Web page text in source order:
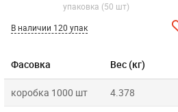
Фасовка Вес (кг)
коробка 1000 шт 4.378
упаковка (50 шт)
В наличии 120 упак